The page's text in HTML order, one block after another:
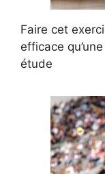
Faire cet
efficace
étude